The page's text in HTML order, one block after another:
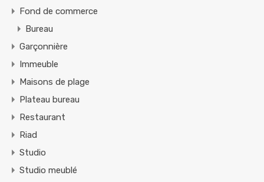
Fond de commerce
Bureau
Garçonnière
Immeuble
Maisons de plage
Plateau bureau
Restaurant
Riad
Studio
Studio meublé